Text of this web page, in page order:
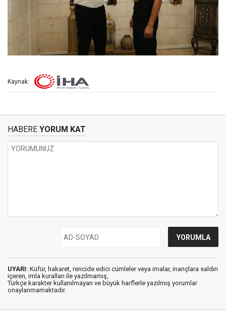
Kaynak:
HABERE YORUM KAT
UYARI: Küfür, hakaret, rencide edici cümleler veya imalar, inançlara saldırı
içeren, imla kuralları ile yazılmamış,
Türkçe karakter kullanılmayan ve büyük harflerle yazılmış yorumlar
onaylanmamaktadır.